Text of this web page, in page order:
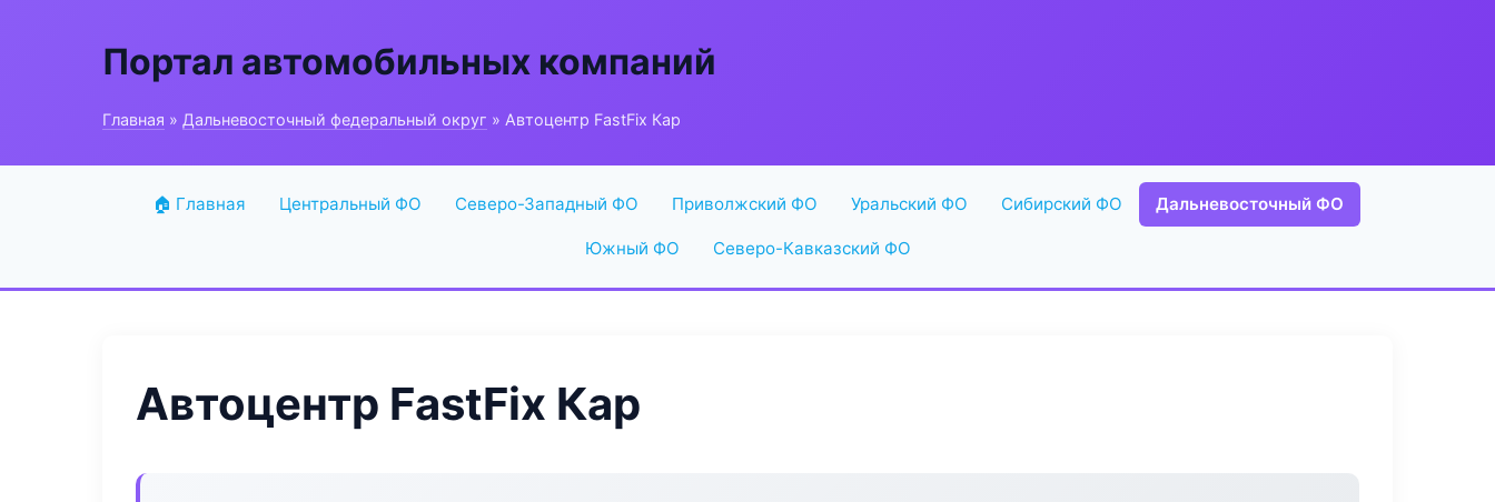
Портал автомобильных компаний
Главная » Дальневосточный федеральный округ » Автоцентр FastFix Кар
🏠 Главная Центральный ФО Северо-Западный ФО Приволжский ФО Уральский ФО Сибирский ФО Дальневосточный ФО
Южный ФО Северо-Кавказский ФО
Автоцентр FastFix Кар